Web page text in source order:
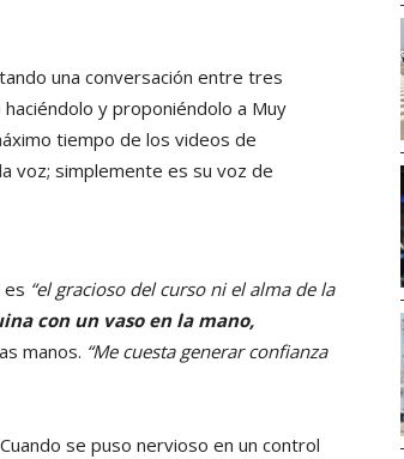
una conversación entre tres
y proponiéndolo a Muy
tiempo de los videos de
voz; simplemente es su voz de
es “el gracioso del curso ni el alma de la
con un vaso en la mano,
manos. “Me cuesta generar confianza
se puso nervioso en un control